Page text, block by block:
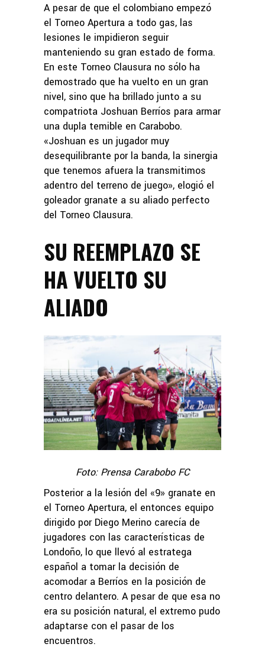
A pesar de que el colombiano empezó
el Torneo Apertura a todo gas, las
lesiones le impidieron seguir
manteniendo su gran estado de forma.
En este Torneo Clausura no sólo ha
demostrado que ha vuelto en un gran
nivel, sino que ha brillado junto a su
compatriota Joshuan Berríos para armar
una dupla temible en Carabobo.
«Joshuan es un jugador muy
desequilibrante por la banda, la sinergia
que tenemos afuera la transmitimos
adentro del terreno de juego», elogió el
goleador granate a su aliado perfecto
del Torneo Clausura.
SU REEMPLAZO SE
HA VUELTO SU
ALIADO
Foto: Prensa Carabobo FC
Posterior a la lesión del «9» granate en
el Torneo Apertura, el entonces equipo
dirigido por Diego Merino carecía de
jugadores con las características de
Londoño, lo que llevó al estratega
español a tomar la decisión de
acomodar a Berríos en la posición de
centro delantero. A pesar de que esa no
era su posición natural, el extremo pudo
adaptarse con el pasar de los
encuentros.